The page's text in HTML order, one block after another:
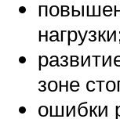
зоне
ошибки